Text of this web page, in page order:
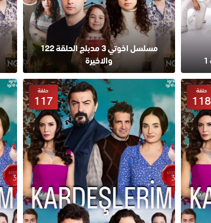
مسلسل اخوتي 3 مدبلج الحلقة 122
والاخيرة
حلقة
118
حلقة
117